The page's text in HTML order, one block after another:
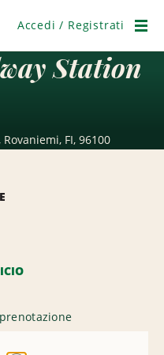
Accedi / Registrati
Station
FI, 96100